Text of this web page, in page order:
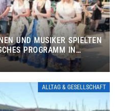
UND MUSIKER SPIELTEN
PROGRAMM IN
ALLTAG & GESELLSCHAFT